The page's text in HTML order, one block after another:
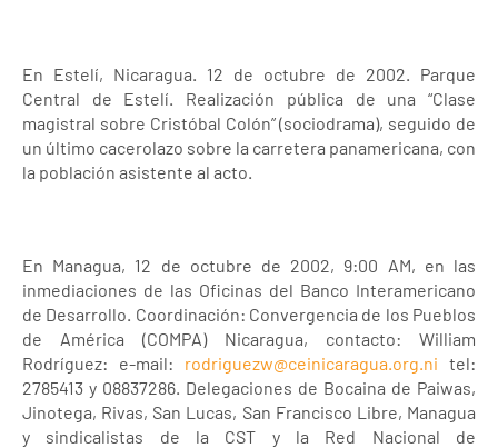
En Estelí, Nicaragua. 12 de octubre de 2002. Parque
Central de Estelí. Realización pública de una “Clase
magistral sobre Cristóbal Colón” (sociodrama), seguido de
un último cacerolazo sobre la carretera panamericana, con
la población asistente al acto.
En Managua, 12 de octubre de 2002, 9:00 AM, en las
inmediaciones de las Oficinas del Banco Interamericano
de Desarrollo. Coordinación: Convergencia de los Pueblos
de América (COMPA) Nicaragua, contacto: William
Rodríguez: e-mail: rodriguezw@ceinicaragua.org.ni tel:
2785413 y 08837286. Delegaciones de Bocaina de Paiwas,
Jinotega, Rivas, San Lucas, San Francisco Libre, Managua
y sindicalistas de la CST y la Red Nacional de